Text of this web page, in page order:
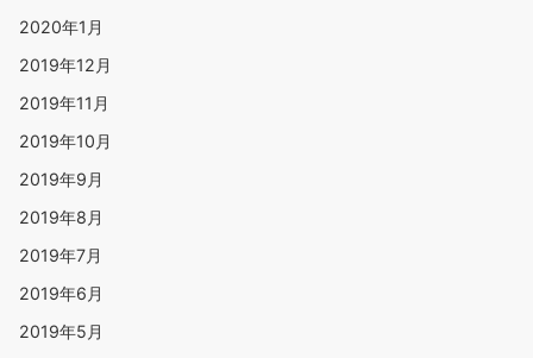
2020年1月
2019年12月
2019年11月
2019年10月
2019年9月
2019年8月
2019年7月
2019年6月
2019年5月